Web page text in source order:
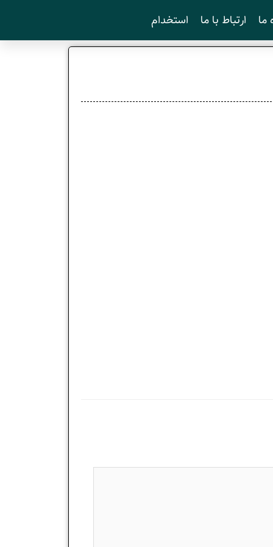
ما ارتباط با ما استخدام